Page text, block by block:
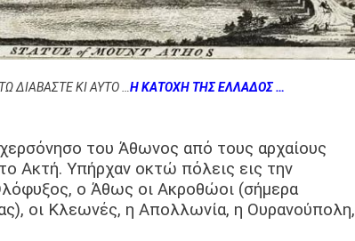
ΚΙ ΑΥΤΟ … Η ΚΑΤΟΧΗ ΤΗΣ ΕΛΛΑΔΟΣ …
του Άθωνος από τους αρχαίους
Ακτή. Υπήρχαν οκτώ πόλεις εις την
ο Άθως οι Ακροθώοι (σήμερα
οι Κλεωνές, η Απολλωνία, η Ουρανούπολη,